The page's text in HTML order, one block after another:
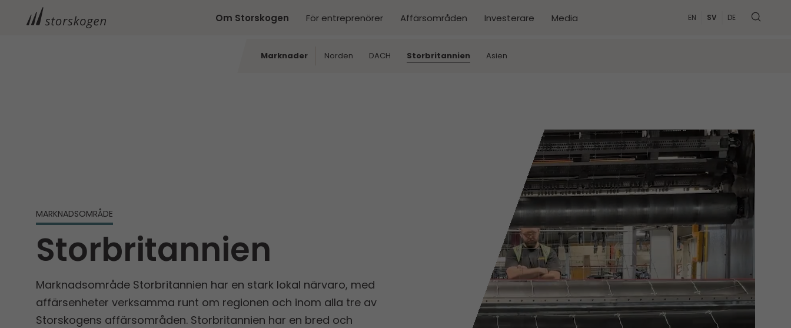
Om Storskogen För entreprenörer Affärsområden Investerare Media
Marknader Norden DACH Storbritannien Asien
EN SV DE
MARKNADSOMRÅDE
Storbritannien
Marknadsområde Storbritannien har en stark lokal närvaro, med
affärsenheter verksamma runt om regionen och inom alla tre av
Storskogens affärsområden. Storbritannien har en bred och